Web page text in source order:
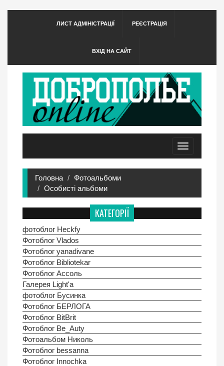
ЛИСТ АДМІНІСТРАЦІЇ РЕЄСТРАЦІЯ
ВХІД НА САЙТ
Toggle
navigation
Головна
Фотоальбоми
Особисті альбоми
КАТЕГОРІЇ
фотоблог Heckfy
Фотоблог Vlados
Фотоблог yanadivane
Фотоблог Bibliotekar
Фотоблог Ассоль
Галерея Light'а
фотоблог Бусинка
Фотоблог БЕРЛОГА
Фотоблог BitBrit
Фотоблог Be_Auty
Фотоальбом Николь
Фотоблог bessanna
Фотоблог Innochka